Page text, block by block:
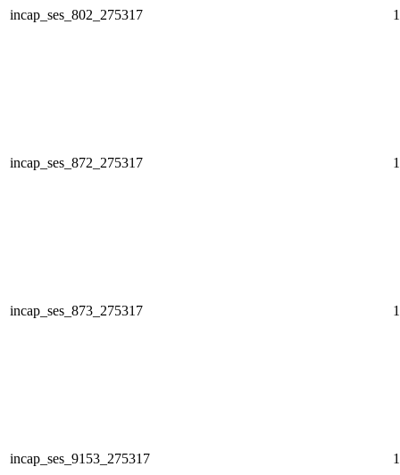
incap_ses_802_275317
incap_ses_872_275317
incap_ses_873_275317
incap_ses_9153_275317